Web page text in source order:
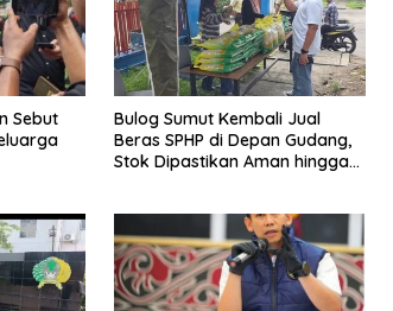
Sebut
Bulog Sumut Kembali Jual
Beras SPHP di Depan Gudang,
Stok Dipastikan Aman hingga